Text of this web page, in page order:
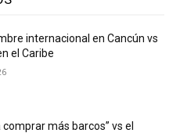
internacional en Cancún vs
el Caribe
comprar más barcos” vs el